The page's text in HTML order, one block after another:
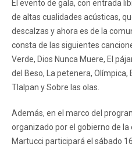
El evento de gala, con entrada
de altas cualidades acústicas,
descalzas y ahora es de la
consta de las siguientes
Verde, Dios Nunca Muere, El
del Beso, La petenera, Olímpica,
Tlalpan y Sobre las olas.
Además, en el marco del
organizado por el gobierno de
Martucci participará el sábado